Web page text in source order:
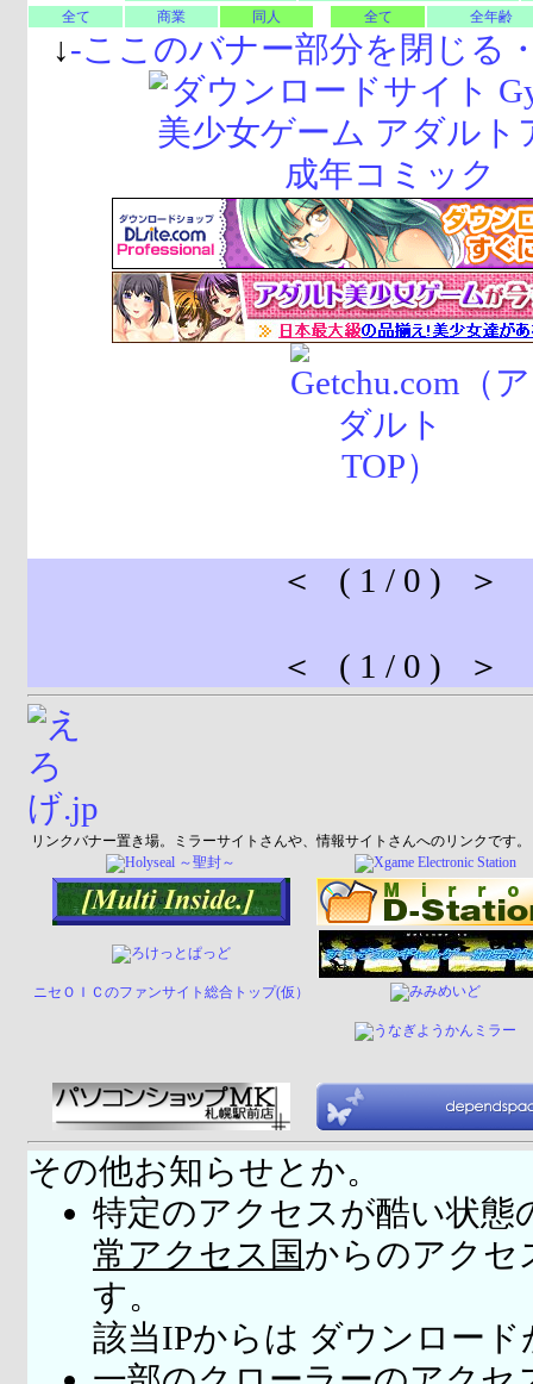
全て
商業 同人 全て 全年齢
↓-ここのバナー部分を閉じる
＜ ( 1 / 0 ) ＞
＜ ( 1 / 0 ) ＞
リンクバナー置き場。ミラーサイトさんや、情報サイトさんへのリンクです。
ニセＯＩＣのファンサイト総合トップ(仮）
その他お知らせとか。
特定のアクセスが酷い状態
常アクセス国からのアクセ
す。
該当IPからは ダウンロー